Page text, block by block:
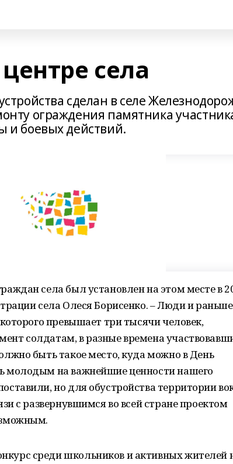
села
сделан в селе
ограждения памятника
и боевых действий.
села был установлен на этом месте в
села Олеся Борисенко. – Люди и раньше
превышает три тысячи человек,
солдатам, в разные времена
быть такое место, куда можно в День
молодым на важнейшие ценности нашего
но для обустройства территории
с развернувшимся во всей стране проектом
среди школьников и активных жителей